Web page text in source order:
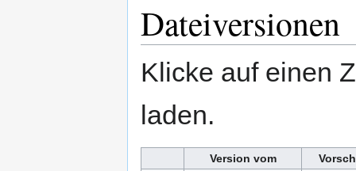
Dateiversionen
Klicke auf einen
laden.
Version vom